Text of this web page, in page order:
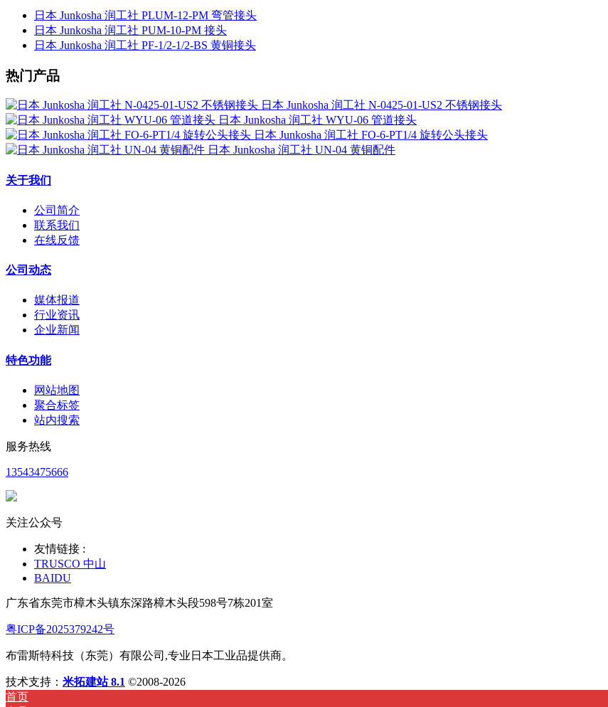
日本 Junkosha 润工社 PLUM-12-PM 弯管接头
日本 Junkosha 润工社 PUM-10-PM 接头
日本 Junkosha 润工社 PF-1/2-1/2-BS 黄铜接头
热门产品
日本 Junkosha 润工社 N-0425-01-US2 不锈钢接头
日本 Junkosha 润工社 WYU-06 管道接头
日本 Junkosha 润工社 FO-6-PT1/4 旋转公头接头
日本 Junkosha 润工社 UN-04 黄铜配件
关于我们
公司简介
联系我们
在线反馈
公司动态
媒体报道
行业资讯
企业新闻
特色功能
网站地图
聚合标签
站内搜索
服务热线
13543475666
关注公众号
友情链接 :
TRUSCO 中山
BAIDU
广东省东莞市樟木头镇东深路樟木头段598号7栋201室
粤ICP备2025379242号
布雷斯特科技（东莞）有限公司,专业日本工业品提供商。
技术支持： 米拓建站 8.1 ©2008-2026
首页